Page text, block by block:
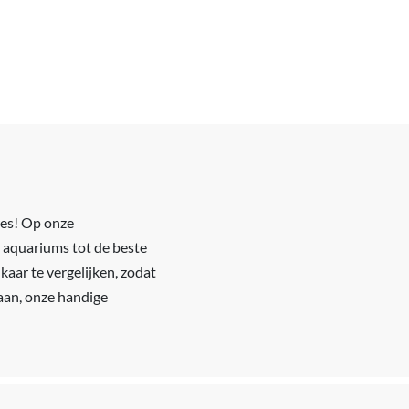
Op onze
tot de beste
te vergelijken, zodat
onze handige